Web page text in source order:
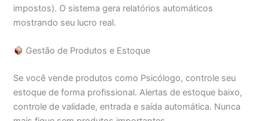
impostos). O sistema gera relatórios automáticos
mostrando seu lucro real.
Gestão de Produtos e Estoque
Se você vende produtos como Psicólogo, controle seu
estoque de forma profissional. Alertas de estoque baixo,
controle de validade, entrada e saída automática. Nunca